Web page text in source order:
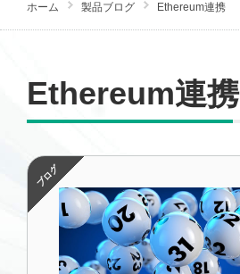
ホーム 製品ブログ Ethereum連携
Ethereum連携